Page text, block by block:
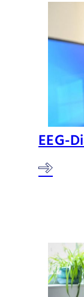
EEG-